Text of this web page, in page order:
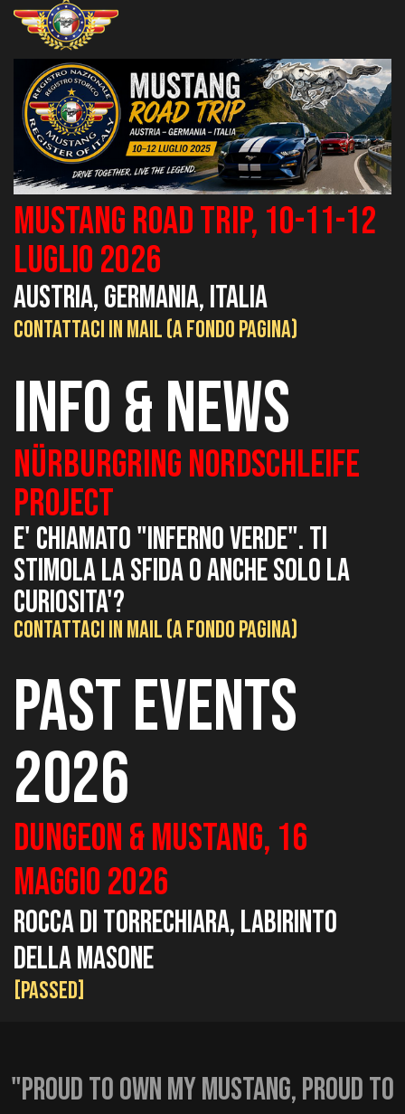
MUSTANG ROAD TRIP, 10-11-12
luglio 2026
austria, germania, italia
CONTATTACI IN MAIL (a FONDO PAGINA)
INFO & NEWS
Nürburgring Nordschleife
PROJECT
E' CHIAMATO "INFERNO VERDE".TI
STIMOLA LA SFIDA O ANCHE SOLO LA
CURIOSITA'?
CONTATTACI IN MAIL (a FONDO PAGINA)
past events
2026
DUNGEON & MUSTANG, 16
maggio 2026
Rocca di torrechiara, labirinto
della masone
[PASSED]
"PROUD TO OWN MY MUSTANG, PROUD TO